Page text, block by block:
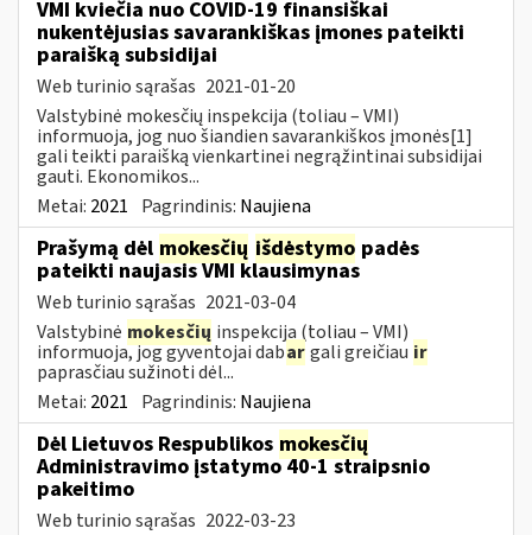
VMI kviečia nuo COVID-19 finansiškai
nukentėjusias savarankiškas įmones pateikti
paraišką subsidijai
Web turinio sąrašas 2021-01-20
Valstybinė mokesčių inspekcija (toliau – VMI)
informuoja, jog nuo šiandien savarankiškos įmonės[1]
gali teikti paraišką vienkartinei negrąžintinai subsidijai
gauti. Ekonomikos...
Metai: 2021 Pagrindinis: Naujiena
Prašymą dėl mokesčių išdėstymo padės
pateikti naujasis VMI klausimynas
Web turinio sąrašas 2021-03-04
Valstybinė mokesčių inspekcija (toliau – VMI)
informuoja, jog gyventojai dabargali greičiau ir
paprasčiau sužinoti dėl...
Metai: 2021 Pagrindinis: Naujiena
Dėl Lietuvos Respublikos mokesčių
Administravimo įstatymo 40-1 straipsnio
pakeitimo
Web turinio sąrašas 2022-03-23